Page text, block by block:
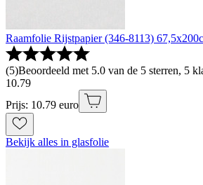
Raamfolie Rijstpapier (346-8113)
(5)Beoordeeld met 5.0 van de 5 sterren, 5
10.79
Prijs: 10.79 euro
Bekijk alles in glasfolie